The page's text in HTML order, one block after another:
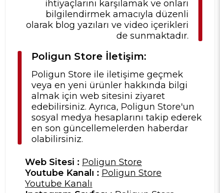
ihtiyaçlarını karşılamak ve onları
bilgilendirmek amacıyla düzenli
olarak blog yazıları ve video içerikleri
de sunmaktadır.
Poligun Store İletişim:
Poligun Store ile iletişime geçmek
veya en yeni ürünler hakkında bilgi
almak için web sitesini ziyaret
edebilirsiniz. Ayrıca, Poligun Store'un
sosyal medya hesaplarını takip ederek
en son güncellemelerden haberdar
olabilirsiniz.
Web Sitesi : Poligun Store
Youtube Kanalı : Poligun Store
Youtube Kanalı